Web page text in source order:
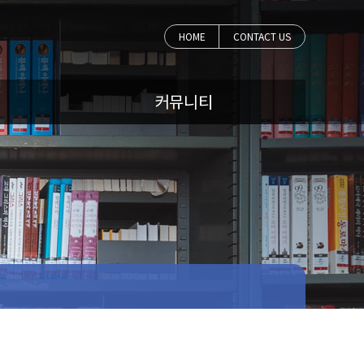
HOME CONTACT US
커뮤니티